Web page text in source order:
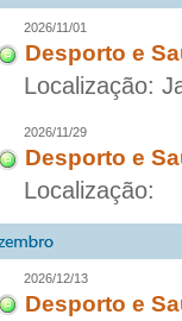
2026/11/01
Desporto e
Localização:
2026/11/29
Desporto e
Localização:
2026/12/13
Desporto e